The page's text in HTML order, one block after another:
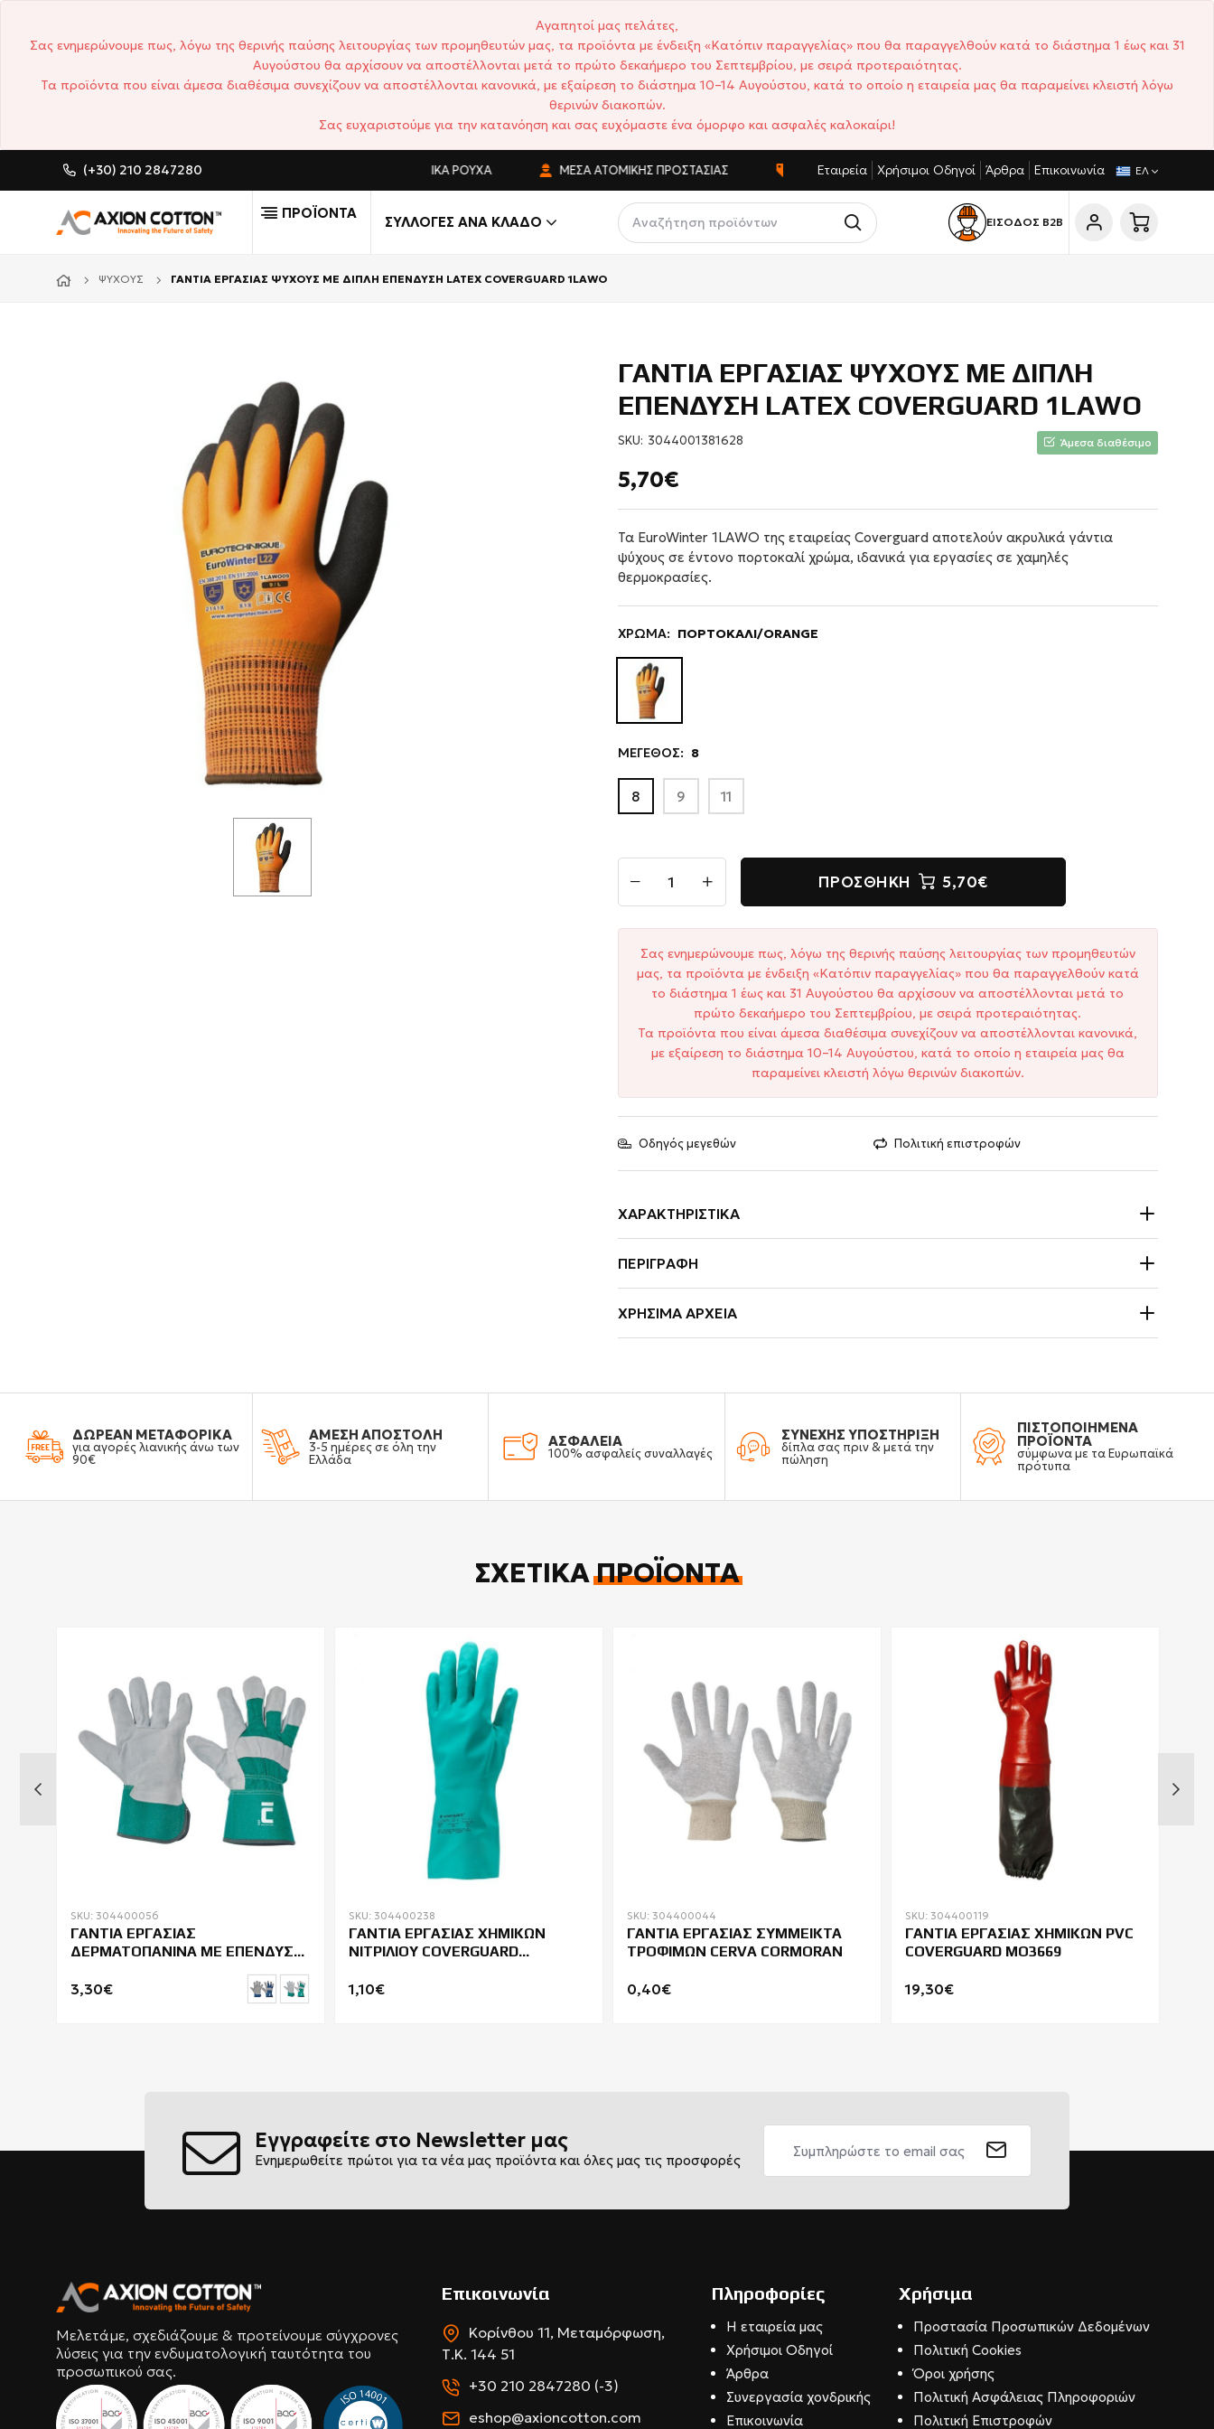
Αγαπητοί μας πελάτες,
Σας ενημερώνουμε πως, λόγω της θερινής παύσης λειτουργίας των προμηθευτών μας, τα προϊόντα με ένδειξη «Κατόπιν παραγγελίας» που θα παραγγελθούν κατά το διάστημα 1 έως και 31
Αυγούστου θα αρχίσουν να αποστέλλονται μετά το πρώτο δεκαήμερο του Σεπτεμβρίου, με σειρά προτεραιότητας.
Τα προϊόντα που είναι άμεσα διαθέσιμα συνεχίζουν να αποστέλλονται κανονικά, με εξαίρεση το διάστημα 10–14 Αυγούστου, κατά το οποίο η εταιρεία μας θα παραμείνει κλειστή λόγω
θερινών διακοπών.
Σας ευχαριστούμε για την κατανόηση και σας ευχόμαστε ένα όμορφο και ασφαλές καλοκαίρι!
(+30) 210 2847280 CUSTOM MADE ΕΠΑΓΓΕΛΜΑΤΙΚΆ ΡΟΎΧΑ ΜΈΣΑ ΑΤΟΜΙΚΉΣ ΠΡΟΣΤΑΣΊΑΣ ΑΝΤΑΓΩΝΙΣΤΙΚΈΣ ΤΙΜΈΣ ΣΎΝΤΟΜΟΙ ΧΡΌΝΟΙ ΠΑΡΆΔΟΣΗΣ
Εταιρεία Χρήσιμοι Οδηγοί Άρθρα Επικοινωνία ΕΛ
ΠΡΟΪΟΝΤΑ
ΣΥΛΛΟΓΈΣ ΑΝΆ ΚΛΆΔΟ ΕΙΣΟΔΟΣ Β2Β
ΨΎΧΟΥΣ ΓΑΝΤΙΑ ΕΡΓΑΣΙΑΣ ΨΥΧΟΥΣ ΜΕ ΔΙΠΛΗ ΕΠΕΝΔΥΣΗ LATEX COVERGUARD 1LAWO
ΓΑΝΤΙΑ ΕΡΓΑΣΙΑΣ ΨΥΧΟΥΣ ΜΕ ΔΙΠΛΗ
ΕΠΕΝΔΥΣΗ LATEX COVERGUARD 1LAWO
SKU: 3044001381628 Άμεσα διαθέσιμο
5,70€
Τα EuroWinter 1LAWO της εταιρείας Coverguard αποτελούν ακρυλικά γάντια
ψύχους σε έντονο πορτοκαλί χρώμα, ιδανικά για εργασίες σε χαμηλές
θερμοκρασίες.
ΧΡΩΜΑ: ΠΟΡΤΟΚΑΛΙ/ORANGE
ΜΕΓΕΘΟΣ: 8
8 9 11
ΠΡΟΣΘΉΚΗ 5,70€
Σας ενημερώνουμε πως, λόγω της θερινής παύσης λειτουργίας των προμηθευτών
μας, τα προϊόντα με ένδειξη «Κατόπιν παραγγελίας» που θα παραγγελθούν κατά
το διάστημα 1 έως και 31 Αυγούστου θα αρχίσουν να αποστέλλονται μετά το
πρώτο δεκαήμερο του Σεπτεμβρίου, με σειρά προτεραιότητας.
Τα προϊόντα που είναι άμεσα διαθέσιμα συνεχίζουν να αποστέλλονται κανονικά,
με εξαίρεση το διάστημα 10–14 Αυγούστου, κατά το οποίο η εταιρεία μας θα
παραμείνει κλειστή λόγω θερινών διακοπών.
Οδηγός μεγεθών Πολιτική επιστροφών
ΧΑΡΑΚΤΗΡΙΣΤΙΚΆ
ΠΕΡΙΓΡΑΦΉ
ΧΡΉΣΙΜΑ ΑΡΧΕΊΑ
ΔΩΡΕΑΝ ΜΕΤΑΦΟΡΙΚΑ
για αγορές λιανικής άνω των
90€
ΑΜΕΣΗ ΑΠΟΣΤΟΛΗ
3-5 ημέρες σε όλη την
Ελλάδα
ΑΣΦΑΛΕΙΑ
100% ασφαλείς συναλλαγές
ΣΥΝΕΧΗΣ ΥΠΟΣΤΗΡΙΞΗ
δίπλα σας πριν & μετά την
πώληση
ΠΙΣΤΟΠΟΙΗΜΕΝΑ
ΠΡΟΪΟΝΤΑ
σύμφωνα με τα Ευρωπαϊκά
πρότυπα
ΣΧΕΤΙΚΆΠΡΟΪΌΝΤΑ
SKU: 304400056
ΓΑΝΤΙΑ ΕΡΓΑΣΙΑΣ
ΔΕΡΜΑΤΟΠΑΝΙΝΑ ΜΕ ΕΠΕΝΔΥΣΗ
3,30€
SKU: 304400238
ΓΑΝΤΙΑ ΕΡΓΑΣΙΑΣ ΧΗΜΙΚΩΝ
ΝΙΤΡΙΛΙΟΥ COVERGUARD
1,10€
SKU: 304400044
ΓΑΝΤΙΑ ΕΡΓΑΣΙΑΣ ΣΥΜΜΕΙΚΤΑ
ΤΡΟΦΙΜΩΝ CERVA CORMORAN
0,40€
SKU: 304400119
ΓΑΝΤΙΑ ΕΡΓΑΣΙΑΣ ΧΗΜΙΚΩΝ PVC
COVERGUARD MO3669
19,30€
Εγγραφείτε στο Newsletter μας
Ενημερωθείτε πρώτοι για τα νέα μας προϊόντα και όλες μας τις προσφορές
Μελετάμε, σχεδιάζουμε & προτείνουμε σύγχρονες
λύσεις για την ενδυματολογική ταυτότητα του
προσωπικού σας.
Επικοινωνία
Κορίνθου 11, Μεταμόρφωση,
Τ.Κ. 144 51
+30 210 2847280 (-3)
eshop@axioncotton.com
Πληροφορίες
Η εταιρεία μας
Χρήσιμοι Οδηγοί
Άρθρα
Συνεργασία χονδρικής
Επικοινωνία
Χρήσιμα
Προστασία Προσωπικών Δεδομένων
Πολιτική Cookies
Όροι χρήσης
Πολιτική Ασφάλειας Πληροφοριών
Πολιτική Επιστροφών